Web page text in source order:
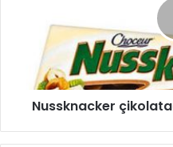
Nussknacker